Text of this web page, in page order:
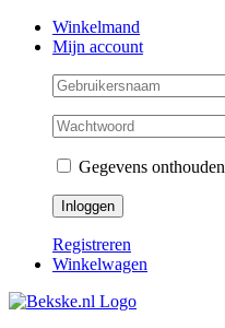
Skip
Facebook
Instagram
TwitterWinkelmand
Mijn account
Gegevens onthouden
Registreren
Winkelwagen